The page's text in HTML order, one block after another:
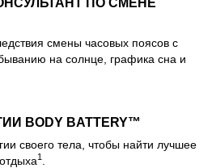
смены часовых поясов с
на солнце, графика сна и
BODY BATTERY™
своего тела, чтобы найти лучшее
1